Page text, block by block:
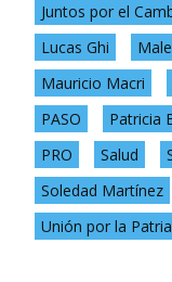
Juntos por el
Lucas Ghi
Mauricio Macri
PASO
Patricia
PRO
Salud
Soledad Martínez
Unión por la Patria